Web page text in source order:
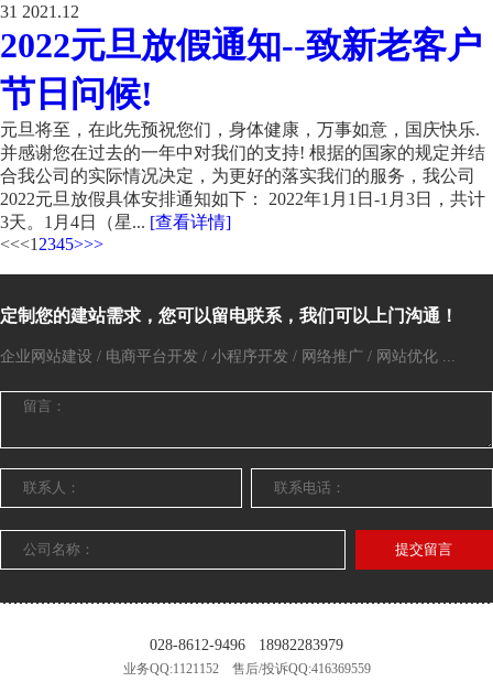
31 2021.12
2022元旦放假通知--致新老客户
节日问候!
元旦将至，在此先预祝您们，身体健康，万事如意，国庆快乐.
并感谢您在过去的一年中对我们的支持! 根据的国家的规定并结
合我公司的实际情况决定，为更好的落实我们的服务，我公司
2022元旦放假具体安排通知如下： 2022年1月1日-1月3日，共计
3天。1月4日（星... [查看详情]
<<<1 2345>>>
定制您的建站需求，您可以留电联系，我们可以上门沟通！
企业网站建设 / 电商平台开发 / 小程序开发 / 网络推广 / 网站优化 ...
提交留言
028-8612-9496 18982283979
业务QQ:1121152 售后/投诉QQ:416369559